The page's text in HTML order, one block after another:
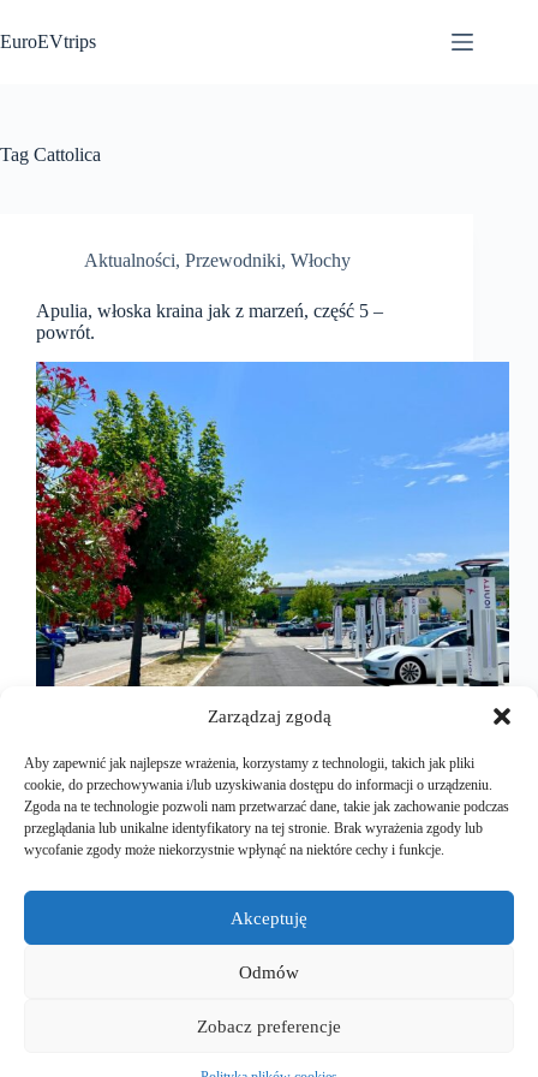
Zarządzaj zgodą
Aby zapewnić jak najlepsze wrażenia, korzystamy z technologii, takich jak pliki
cookie, do przechowywania i/lub uzyskiwania dostępu do informacji o urządzeniu.
Zgoda na te technologie pozwoli nam przetwarzać dane, takie jak zachowanie podczas
przeglądania lub unikalne identyfikatory na tej stronie. Brak wyrażenia zgody lub
wycofanie zgody może niekorzystnie wpłynąć na niektóre cechy i funkcje.
Akceptuję
Odmów
Zobacz preferencje
do
treści
EuroEVtrips
Tag Cattolica
Aktualności, Przewodniki, Włochy
Apulia, włoska kraina jak z marzeń, część 5 –
powrót.
Kiedy jeździsz po pięknej Apulii, masz piękną
jedzenie i wspaniałe lokalne wina, wcale nie chce ci
się wracać do kraju. Chętnie byś został tu na miejscu
i się stąd nie ruszał, przynajmniej jeszcze przez
2024-11-15